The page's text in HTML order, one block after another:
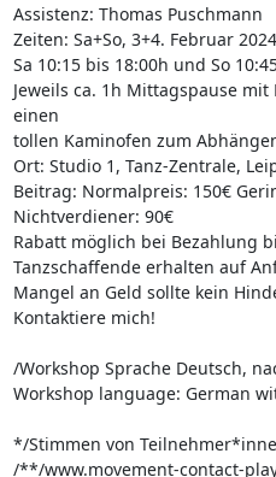
Assistenz: Thomas Puschmann
Zeiten: Sa+So, 3+4. Februar 2024
Sa 10:15 bis 18:00h und So
Jeweils ca. 1h Mittagspause
einen
tollen Kaminofen zum
Ort: Studio 1, Tanz-Zentrale,
Beitrag: Normalpreis: 150€
Nichtverdiener: 90€
Rabatt möglich bei Bezahlung
Tanzschaffende erhalten auf
Mangel an Geld sollte kein
Kontaktiere mich!
/Workshop Sprache Deutsch,
Workshop language: German
*/Stimmen von
/**/www.movement-contact-